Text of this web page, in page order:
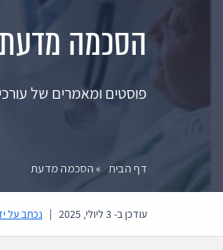
דף הבית »הסכמה מדעת
הסכמה
פוסטים ומאמרים של
עודכן ב-3 ליולי, 2025 | נכתב על